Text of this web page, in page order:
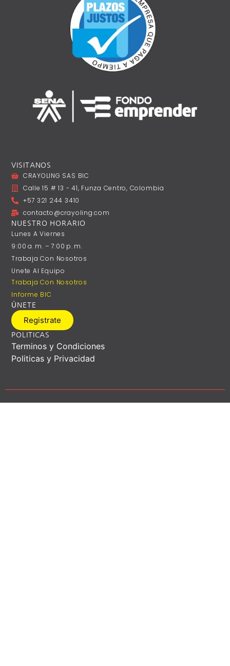
VISITANOS
CRAYOLING SAS BIC
Calle 15 # 13 - 41, Funza Centro, Colombia
+57 321 244 3410
contacto@crayoling.com
NUESTRO HORARIO
Lunes A ‎Viernes
9:00 A. M. – 7:00 P. M.
Trabaja Con Nosotros
Unete Al Equipo
Trabaja Con Nosotros
Informe BIC
ÚNETE
Registrate
POLITICAS
Terminos y Condiciones
Politicas y Privacidad